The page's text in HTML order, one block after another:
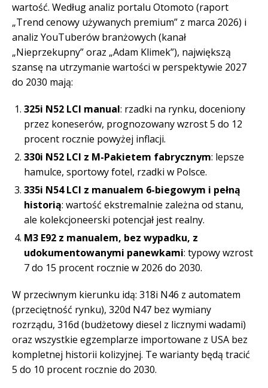
wartość. Według analiz portalu Otomoto (raport
„Trend cenowy używanych premium” z marca 2026) i
analiz YouTuberów branżowych (kanał
„Nieprzekupny” oraz „Adam Klimek”), największą
szansę na utrzymanie wartości w perspektywie 2027
do 2030 mają:
325i N52 LCI manual: rzadki na rynku, doceniony
przez koneserów, prognozowany wzrost 5 do 12
procent rocznie powyżej inflacji.
330i N52 LCI z M-Pakietem fabrycznym: lepsze
hamulce, sportowy fotel, rzadki w Polsce.
335i N54 LCI z manualem 6-biegowym i pełną
historią: wartość ekstremalnie zależna od stanu,
ale kolekcjoneerski potencjał jest realny.
M3 E92 z manualem, bez wypadku, z
udokumentowanymi panewkami: typowy wzrost
7 do 15 procent rocznie w 2026 do 2030.
W przeciwnym kierunku idą: 318i N46 z automatem
(przeciętność rynku), 320d N47 bez wymiany
rozrządu, 316d (budżetowy diesel z licznymi wadami)
oraz wszystkie egzemplarze importowane z USA bez
kompletnej historii kolizyjnej. Te warianty będą tracić
5 do 10 procent rocznie do 2030.